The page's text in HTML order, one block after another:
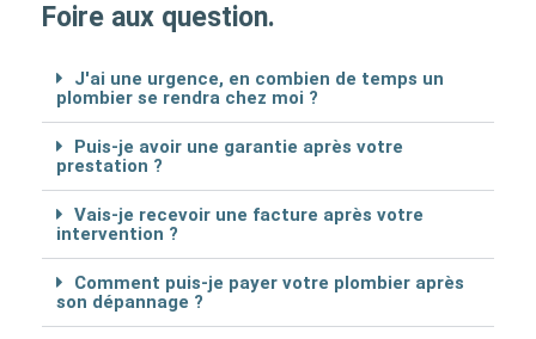
Foire aux question.
J'ai une urgence, en combien de temps un
plombier se rendra chez moi ?
Puis-je avoir une garantie après votre
prestation ?
Vais-je recevoir une facture après votre
intervention ?
Comment puis-je payer votre plombier après
son dépannage ?